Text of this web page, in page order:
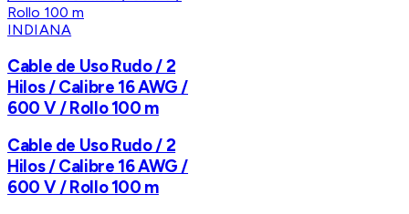
INDIANA
Cable de Uso Rudo / 2
Hilos / Calibre 16 AWG /
600 V / Rollo 100 m
Cable de Uso Rudo / 2
Hilos / Calibre 16 AWG /
600 V / Rollo 100 m